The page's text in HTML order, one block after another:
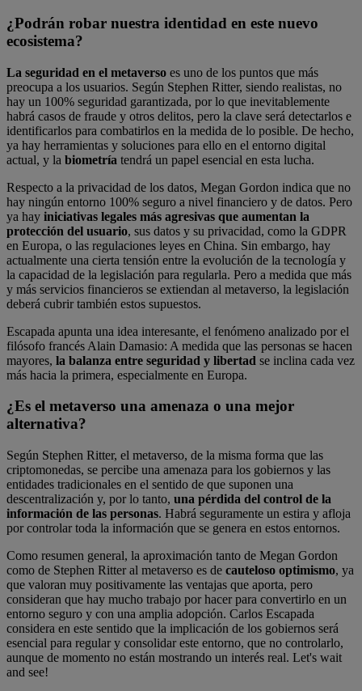
¿Podrán robar nuestra identidad en este nuevo
ecosistema?
La seguridad en el metaverso es uno de los puntos que más
preocupa a los usuarios. Según Stephen Ritter, siendo realistas, no
hay un 100% seguridad garantizada, por lo que inevitablemente
habrá casos de fraude y otros delitos, pero la clave será detectarlos e
identificarlos para combatirlos en la medida de lo posible. De hecho,
ya hay herramientas y soluciones para ello en el entorno digital
actual, y la biometría tendrá un papel esencial en esta lucha.
Respecto a la privacidad de los datos, Megan Gordon indica que no
hay ningún entorno 100% seguro a nivel financiero y de datos. Pero
ya hay iniciativas legales más agresivas que aumentan la
protección del usuario, sus datos y su privacidad, como la GDPR
en Europa, o las regulaciones leyes en China. Sin embargo, hay
actualmente una cierta tensión entre la evolución de la tecnología y
la capacidad de la legislación para regularla. Pero a medida que más
y más servicios financieros se extiendan al metaverso, la legislación
deberá cubrir también estos supuestos.
Escapada apunta una idea interesante, el fenómeno analizado por el
filósofo francés Alain Damasio: A medida que las personas se hacen
mayores, la balanza entre seguridad y libertad se inclina cada vez
más hacia la primera, especialmente en Europa.
¿Es el metaverso una amenaza o una mejor
alternativa?
Según Stephen Ritter, el metaverso, de la misma forma que las
criptomonedas, se percibe una amenaza para los gobiernos y las
entidades tradicionales en el sentido de que suponen una
descentralización y, por lo tanto, una pérdida del control de la
información de las personas. Habrá seguramente un estira y afloja
por controlar toda la información que se genera en estos entornos.
Como resumen general, la aproximación tanto de Megan Gordon
como de Stephen Ritter al metaverso es de cauteloso optimismo, ya
que valoran muy positivamente las ventajas que aporta, pero
consideran que hay mucho trabajo por hacer para convertirlo en un
entorno seguro y con una amplia adopción. Carlos Escapada
considera en este sentido que la implicación de los gobiernos será
esencial para regular y consolidar este entorno, que no controlarlo,
aunque de momento no están mostrando un interés real. Let's wait
and see!